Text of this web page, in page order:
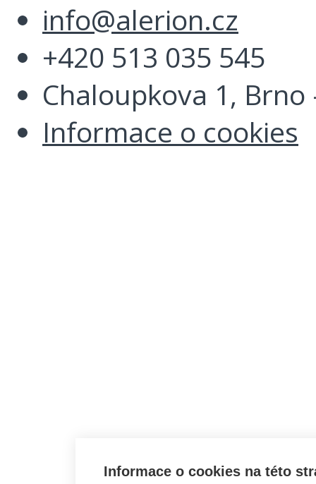
info@alerion.cz
+420 513 035 545
Chaloupkova 1,
Informace o cookies
Informace o cookies na této